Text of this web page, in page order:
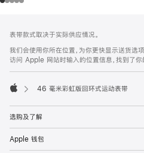
页
脚
注
表带款式取决于实际供应情况。
我们会使用你所在位置，为你更快显示送货选
访问 Apple 网站时输入的位置信息，找到了你
46 毫米彩虹版回环式运动表带
选购及了解
Apple 钱包